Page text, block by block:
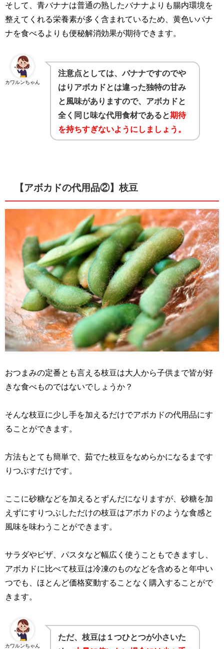
そして、青バナナは普通の熟したバナナよりも腸内環境を
整えてくれる栄養素が多く含まれているため、黄色いバナ
ナを食べるよりも便秘解消効果が期待できます。
カワルンちゃん
注意点としては、バナナですのでや
はりアボカドとは違った独特の甘み
と風味がありますので、アボカドと
全く同じ味な代用食材であると期待
を持ちすぎないようにしましょう。
【アボカドの代用品②】枝豆
おつまみの定番とも言える枝豆は大人から子供まで皆が好
きな食べものではないでしょうか？
そんな枝豆に少し手を加えるだけでアボカドの代用品にす
ることができます。
方法もとても簡単で、茹でた枝豆をなめらかになるまです
りつぶすだけです。
ここに砂糖などを加えるとずんだになりますが、砂糖を加
えずにすりつぶしただけの枝豆はアボカドのような食感と
風味を味わうことができます。
サラダやピザ、パスタなど幅広く使うこともできますし、
アボカドに比べて枝豆は冷凍のものなどを含めると年中い
つでも、ほとんど価格変動することなく購入することがで
きます。
カワルンちゃん
ただ、枝豆は１つひとつが小さいた